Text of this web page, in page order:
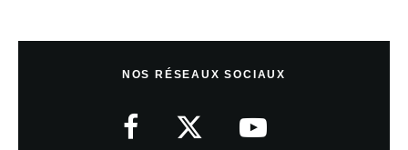
NOS RÉSEAUX SOCIAUX